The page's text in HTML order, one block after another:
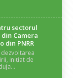
sectorul
Camera
din PNRR
inițiat de